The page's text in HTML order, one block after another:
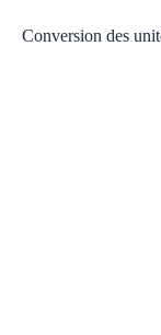
Conversion des